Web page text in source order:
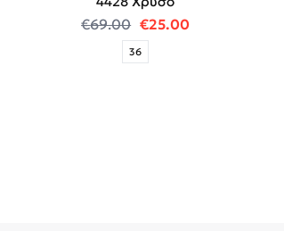
€69.00 Original price was:
€25.00Η τρέχουσα
36